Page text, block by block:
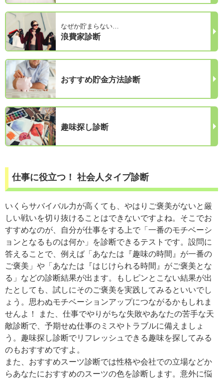
なぜか貯まらない…
浪費家診断
おすすめ貯金方法診断
趣味探し診断
仕事に役立つ！ 社会人タイプ診断
いくらサバイバル力が高くても、やはりご褒美がないと厳
しい戦いを切り抜けることはできないですよね。そこでお
すすめなのが、自分が仕事をする上で「一番のモチベーシ
ョンとなるものは何か」を診断できるテストです。設問に
答えることで、例えば「あなたは『趣味の時間』が一番の
ご褒美」や「あなたは『はじけられる時間』がご褒美とな
る」などの診断結果が出ます。もしピンとこない結果が出
たとしても、試しにそのご褒美を実践してみるといいでし
ょう。思わぬモチベーションアップにつながるかもしれま
せんよ！ また、仕事でやりがちな失敗やあなたの苦手な天
敵診断で、予期せぬ仕事のミスやトラブルに備えましょ
う。趣味探し診断でリフレッシュできる趣味を探してみる
のもおすすめですよ。
また、おすすめスーツ診断では性格や会社での立場などか
らあなたにおすすめのスーツの色を診断します。意外に悩